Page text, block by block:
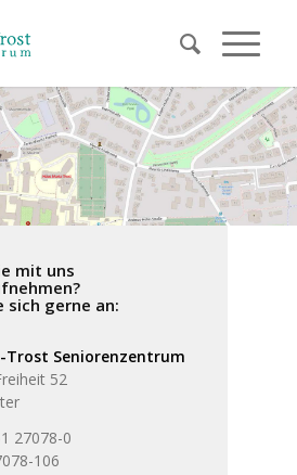
mit uns
sich gerne an:
Trost Seniorenzentrum
52
27078-0
106